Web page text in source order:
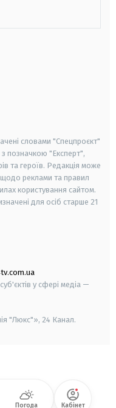
словами "Спецпроєкт"
позначкою "Експерт",
та героїв. Редакція може
щодо реклами та правил
користування сайтом.
для осіб старше 21
у сфері медіа —
"Люкс"», 24 Канал.
Погода Кабінет